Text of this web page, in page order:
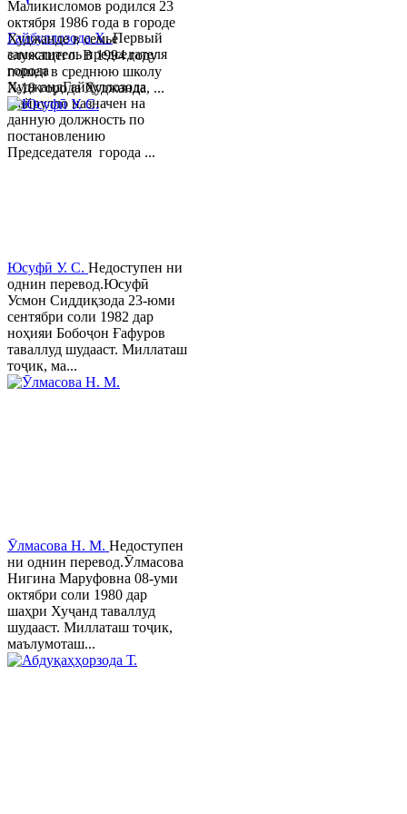
Гайбуллозода Х.Первый
заместитель председателя
города
ХуджандГайбуллозода
Хайрулло назначен на
данную должность по
постановлению
Председателя города ...
Маликисломов родился 23
октября 1986 года в городе
Худжанде в семье
служащего. В 1994 году
пошел в среднюю школу
№18 города Худжанда, ...
Юсуфӣ У. C. Недоступен ни
однин перевод.Юсуфӣ
Усмон Сиддиқзода 23-юми
сентябри соли 1982 дар
ноҳияи Бобоҷон Ғафуров
таваллуд шудааст. Миллаташ
тоҷик, ма...
Ӯлмасова Н. М. Недоступен
ни однин перевод.Ӯлмасова
Нигина Маруфовна 08-уми
октябри соли 1980 дар
шаҳри Хуҷанд таваллуд
шудааст. Миллаташ тоҷик,
маълумоташ...